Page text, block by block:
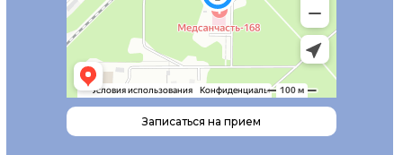
Записаться на прием